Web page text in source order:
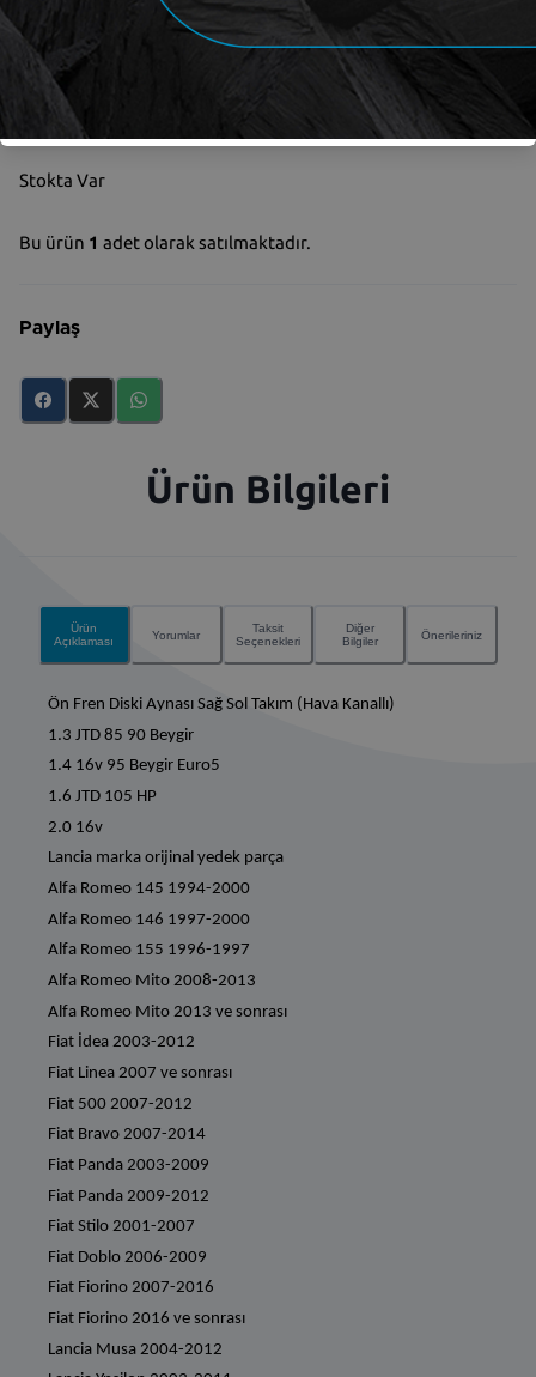
Sepete Ekle
Garanti ve iade koşulları
Stokta Var
Bu ürün 1 adet olarak satılmaktadır.
Paylaş
Ürün Bilgileri
Ürün
Açıklaması
Yorumlar
Taksit
Seçenekleri
Diğer
Bilgiler
Önerileriniz